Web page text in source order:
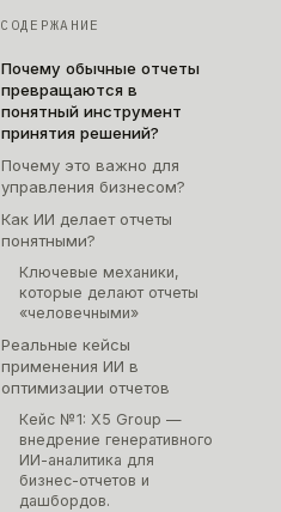
СОДЕРЖАНИЕ
Почему обычные отчеты
превращаются в
понятный инструмент
принятия решений?
Почему это важно для
управления бизнесом?
Как ИИ делает отчеты
понятными?
Ключевые механики,
которые делают отчеты
«человечными»
Реальные кейсы
применения ИИ в
оптимизации отчетов
Кейс №1: X5 Group —
внедрение генеративного
ИИ-аналитика для
бизнес-отчетов и
дашбордов.